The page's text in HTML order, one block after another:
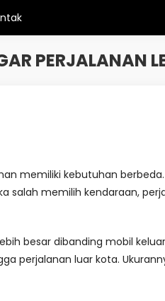
PERJALANAN
memiliki kebutuhan
memilih kendaraan,
besar dibanding mobil
perjalanan luar kota.